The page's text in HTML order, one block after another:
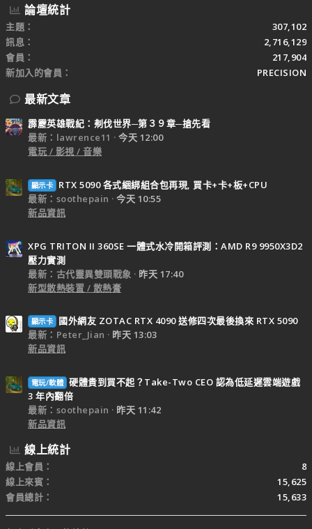
論壇統計
主題
307,102
訊息
2,716,129
會員
217,904
新加入的會員
PRECISION
最新文章
霹靂英雄戰紀：刜伐世界─第３９章─搶先看
最新：lawrence11
今天 12:00
電玩 / 影視 / 音樂
顯示卡
RTX 5090 各式綑綁組合包再現, 買卡+卡+板+CPU
最新：soothepain
今天 10:55
新品資訊
XPG TRITON II 360SE 一體式水冷開箱評測：AMD R9 9950X3D2
壓力實測
最新：古代靈異雙頭戰象
昨天 17:40
新型散熱裝置 / 散熱膏
顯示卡
國外網友 ZOTAC RTX 4090 送修四次最後換來 RTX 5090
最新：Peter_Jian
昨天 13:03
新品資訊
電玩/軟體 硬體貴到買不起？Take-Two CEO 認為低延遲雲端遊戲
3 年內翻倍
最新：soothepain
昨天 11:42
新品資訊
線上統計
線上會員
8
線上來賓
15,625
會員總計
15,633